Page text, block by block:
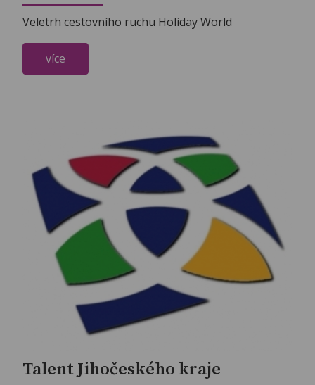
Veletrh cestovního ruchu Holiday World
více
Talent Jihočeského kraje